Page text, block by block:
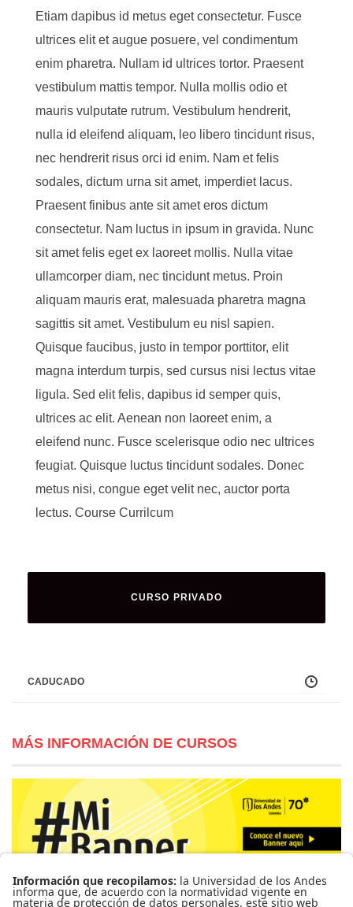
Etiam dapibus id metus eget consectetur. Fusce
ultrices elit et augue posuere, vel condimentum
enim pharetra. Nullam id ultrices tortor. Praesent
vestibulum mattis tempor. Nulla mollis odio et
mauris vulputate rutrum. Vestibulum hendrerit,
nulla id eleifend aliquam, leo libero tincidunt risus,
nec hendrerit risus orci id enim. Nam et felis
sodales, dictum urna sit amet, imperdiet lacus.
Praesent finibus ante sit amet eros dictum
consectetur. Nam luctus in ipsum in gravida. Nunc
sit amet felis eget ex laoreet mollis. Nulla vitae
ullamcorper diam, nec tincidunt metus. Proin
aliquam mauris erat, malesuada pharetra magna
sagittis sit amet. Vestibulum eu nisl sapien.
Quisque faucibus, justo in tempor porttitor, elit
magna interdum turpis, sed cursus nisi lectus vitae
ligula. Sed elit felis, dapibus id semper quis,
ultrices ac elit. Aenean non laoreet enim, a
eleifend nunc. Fusce scelerisque odio nec ultrices
feugiat. Quisque luctus tincidunt sodales. Donec
metus nisi, congue eget velit nec, auctor porta
lectus. Course Currilcum
CURSO PRIVADO
CADUCADO
MÁS INFORMACIÓN DE CURSOS